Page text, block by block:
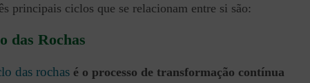
principais ciclos que se relacionam entre si são:
das Rochas
das rochas é o processo de transformação contínua